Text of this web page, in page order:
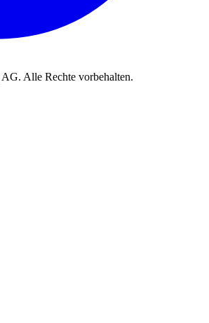
Alle Rechte vorbehalten.